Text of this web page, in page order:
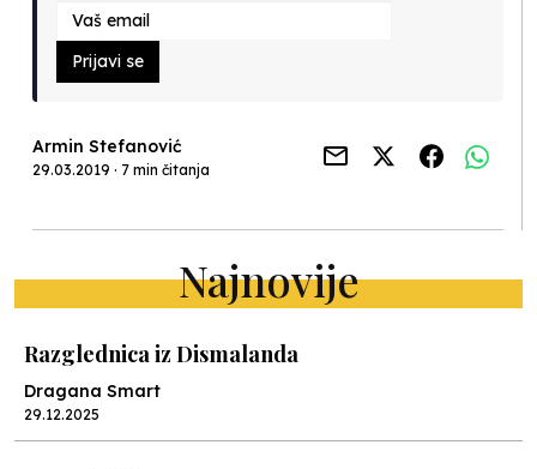
Prijavi se
Armin Stefanović
29.03.2019 · 7 min čitanja
Najnovije
Razglednica iz Dismalanda
Dragana Smart
29.12.2025